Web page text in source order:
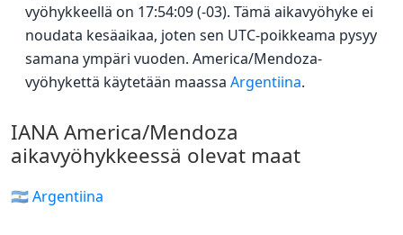
vyöhykkeellä on 17:54:09 (-03). Tämä aikavyöhyke ei
noudata kesäaikaa, joten sen UTC-poikkeama pysyy
samana ympäri vuoden. America/Mendoza-
vyöhykettä käytetään maassa Argentiina.
IANA America/Mendoza
aikavyöhykkeessä olevat maat
🇦🇷 Argentiina